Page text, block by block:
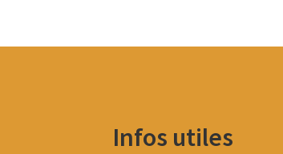
Infos utiles